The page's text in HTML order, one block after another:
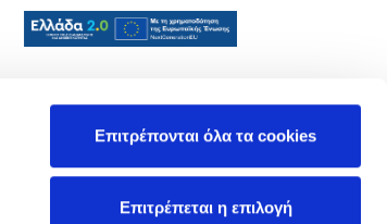
Επιτρέπονται όλα τα cookies
Επιτρέπεται η επιλογή